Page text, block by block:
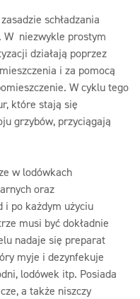
schładzania
W niezwykle prostym
działają poprzez
i za pomocą
W cyklu tego
które stają się
grzybów, przyciągają
w lodówkach
oraz
i po każdym użyciu
musi być dokładnie
nadaje się preparat
myje i dezynfekuje
lodówek itp. Posiada
a także niszczy